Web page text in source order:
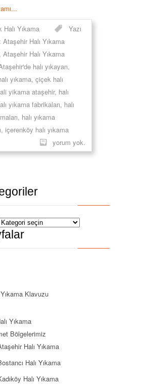
Halı Yıkama
Yazı
Ataşehir Halı Yıkama
Ataşehir Halı Yıkama
halı yıkayan,
yıkama, çiçek halı
yikama ataşehir, halı
yıkama fabrikaları, halı
, halı yıkama
, içerenköy halı yıkama
yorum yok.
Yıkama Klavuzu
Yıkama
Bölgelerimiz
Halı Yıkama
Halı Yıkama
Halı Yıkama